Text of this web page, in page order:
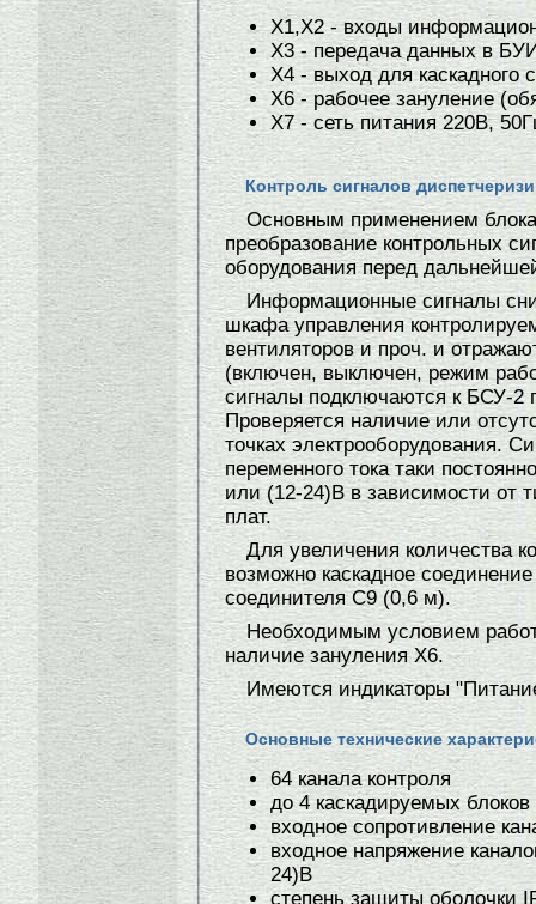
Х1,Х2 - входы
Х3 - передача данных в
Х4 - выход для каскадного
Х6 - рабочее зануление
Х7 - сеть питания 220В,
Контроль сигналов
Основным применением
преобразование контрольных
оборудования перед
Информационные сигналы
шкафа управления
вентиляторов и проч. и
(включен, выключен, режим
сигналы подключаются к БСУ-
Проверяется наличие или
точках электрооборудования.
переменного тока таки
или (12-24)В в зависимости от
плат.
Для увеличения количества
возможно каскадное
соединителя С9 (0,6 м).
Необходимым условием
наличие зануления Х6.
Имеются индикаторы
Основные технические
64 канала контроля
до 4 каскадируемых блоков
входное сопротивление
входное напряжение
24)В
степень защиты оболочки